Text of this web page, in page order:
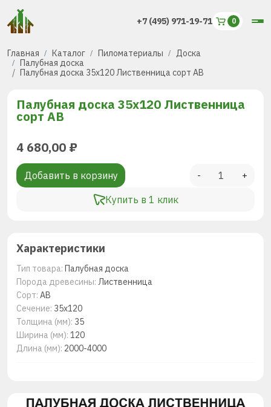
+7 (495) 971-19-71
Главная Каталог Пиломатериалы
Доска
Палубная доска
Палубная доска 35х120 Лиственница сорт АВ
Палубная доска 35х120 Лиственница
сорт АВ
4 680,00 ₽
Добавить в корзину
Купить в 1 клик
- +
Характеристики
Тип товара: Палубная доска
Порода древесины: Лиственница
Сорт: АВ
Сечение: 35х120
Толщина (мм): 35
Ширина (мм): 120
Длина (мм): 2000-4000